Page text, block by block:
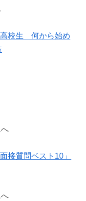
高校生 何から始め
接質問ベスト10」